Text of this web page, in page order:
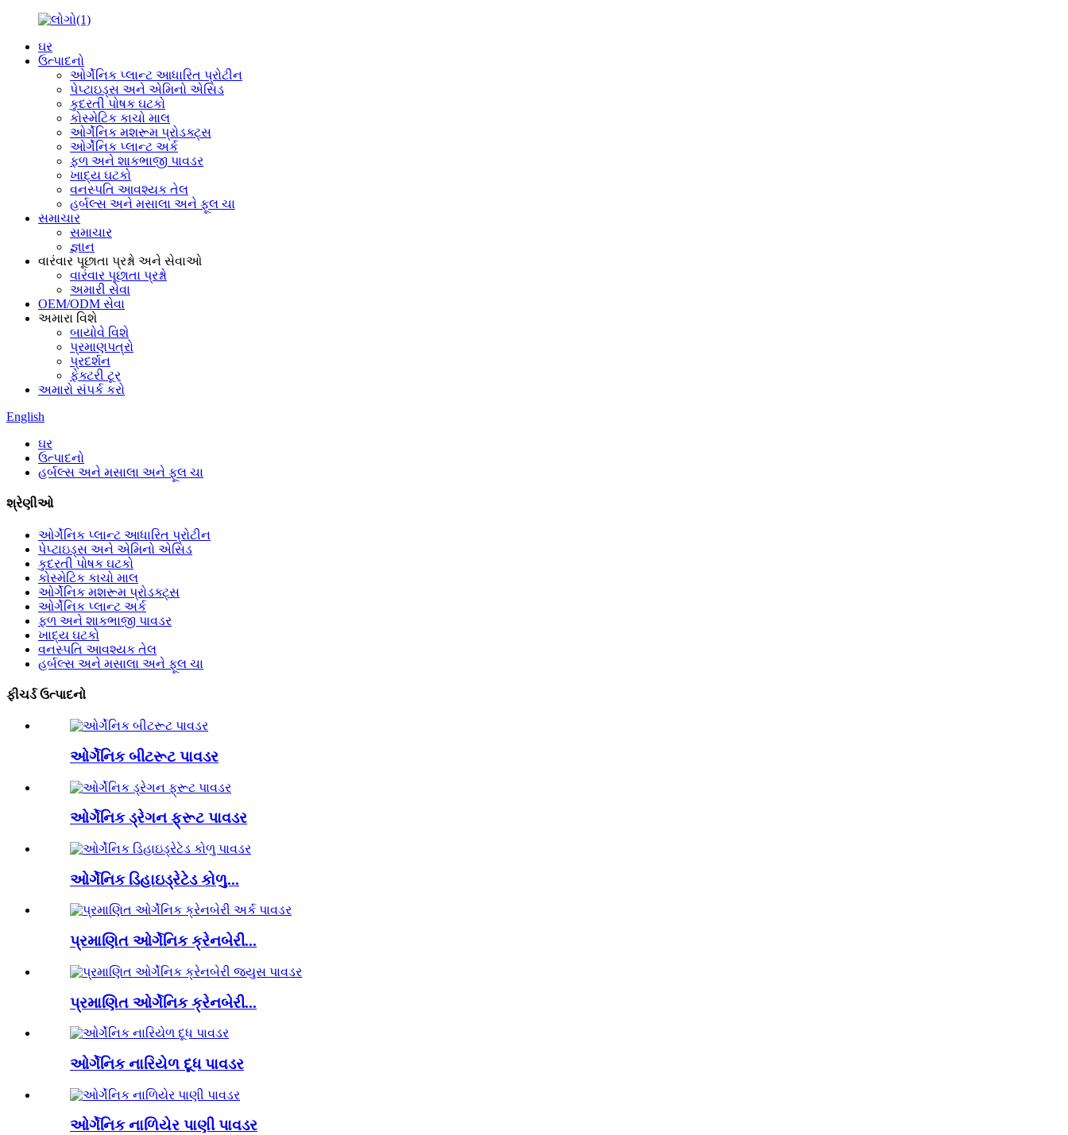
ઘર
ઉત્પાદનો
ઓર્ગેનિક પ્લાન્ટ આધારિત પ્રોટીન
પેપ્ટાઇડ્સ અને એમિનો એસિડ
કુદરતી પોષક ઘટકો
કોસ્મેટિક કાચો માલ
ઓર્ગેનિક મશરૂમ પ્રોડક્ટ્સ
ઓર્ગેનિક પ્લાન્ટ અર્ક
ફળ અને શાકભાજી પાવડર
ખાદ્ય ઘટકો
વનસ્પતિ આવશ્યક તેલ
હર્બલ્સ અને મસાલા અને ફૂલ ચા
સમાચાર
સમાચાર
જ્ઞાન
વારંવાર પૂછાતા પ્રશ્નો અને સેવાઓ
વારંવાર પૂછાતા પ્રશ્નો
અમારી સેવા
OEM/ODM સેવા
અમારા વિશે
બાયોવે વિશે
પ્રમાણપત્રો
પ્રદર્શન
ફેક્ટરી ટૂર
અમારો સંપર્ક કરો
English
ઘર
ઉત્પાદનો
હર્બલ્સ અને મસાલા અને ફૂલ ચા
શ્રેણીઓ
ઓર્ગેનિક પ્લાન્ટ આધારિત પ્રોટીન
પેપ્ટાઇડ્સ અને એમિનો એસિડ
કુદરતી પોષક ઘટકો
કોસ્મેટિક કાચો માલ
ઓર્ગેનિક મશરૂમ પ્રોડક્ટ્સ
ઓર્ગેનિક પ્લાન્ટ અર્ક
ફળ અને શાકભાજી પાવડર
ખાદ્ય ઘટકો
વનસ્પતિ આવશ્યક તેલ
હર્બલ્સ અને મસાલા અને ફૂલ ચા
ફીચર્ડ ઉત્પાદનો
ઓર્ગેનિક બીટરૂટ પાવડર
ઓર્ગેનિક ડ્રેગન ફ્રૂટ પાવડર
ઓર્ગેનિક ડિહાઇડ્રેટેડ કોળુ...
પ્રમાણિત ઓર્ગેનિક ક્રેનબેરી...
પ્રમાણિત ઓર્ગેનિક ક્રેનબેરી...
ઓર્ગેનિક નારિયેળ દૂધ પાવડર
ઓર્ગેનિક નાળિયેર પાણી પાવડર